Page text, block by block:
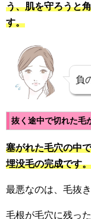
う、肌を守ろうと
す。
負
抜く途中で切れた毛
塞がれた毛穴の中
埋没毛の完成です。
最悪なのは、毛抜
毛根が毛穴に残っ